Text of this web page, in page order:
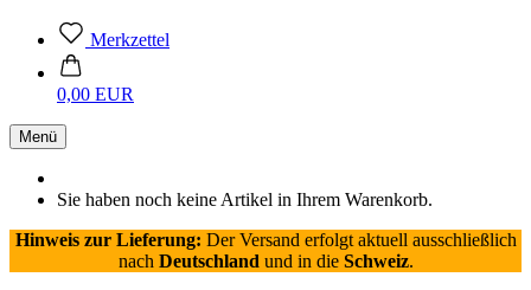
Merkzettel
0,00 EUR
Menü
Sie haben noch keine Artikel in Ihrem Warenkorb.
Hinweis zur Lieferung: Der Versand erfolgt aktuell ausschließlich
nach Deutschland und in die Schweiz.